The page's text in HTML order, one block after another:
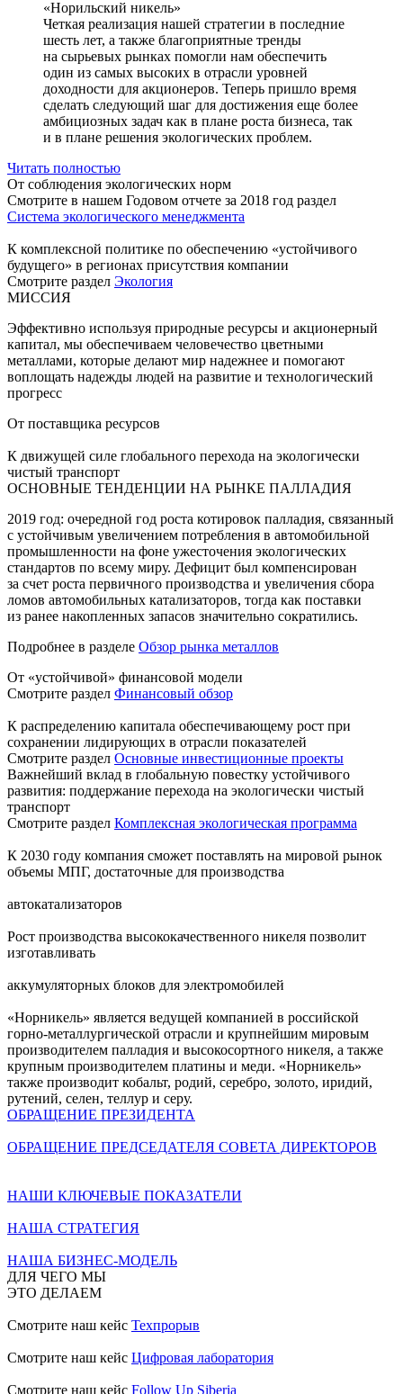
«Норильский никель»
Четкая реализация нашей стратегии в последние
шесть лет, а также благоприятные тренды
на сырьевых рынках помогли нам обеспечить
один из самых высоких в отрасли уровней
доходности для акционеров. Теперь пришло время
сделать следующий шаг для достижения еще более
амбициозных задач как в плане роста бизнеса, так
и в плане решения экологических проблем.
Читать полностью
От соблюдения экологических норм
Смотрите в нашем Годовом отчете за 2018 год раздел
Система экологического менеджмента
К комплексной политике по обеспечению «устойчивого
будущего» в регионах присутствия компании
Смотрите раздел Экология
МИССИЯ
Эффективно используя природные ресурсы и акционерный
капитал, мы обеспечиваем человечество цветными
металлами, которые делают мир надежнее и помогают
воплощать надежды людей на развитие и технологический
прогресс
От поставщика ресурсов
К движущей силе глобального перехода на экологически
чистый транспорт
ОСНОВНЫЕ ТЕНДЕНЦИИ НА РЫНКЕ ПАЛЛАДИЯ
2019 год: очередной год роста котировок палладия, связанный
с устойчивым увеличением потребления в автомобильной
промышленности на фоне ужесточения экологических
стандартов по всему миру. Дефицит был компенсирован
за счет роста первичного производства и увеличения сбора
ломов автомобильных катализаторов, тогда как поставки
из ранее накопленных запасов значительно сократились.
Подробнее в разделе Обзор рынка металлов
От «устойчивой» финансовой модели
Смотрите раздел Финансовый обзор
К распределению капитала обеспечивающему рост при
сохранении лидирующих в отрасли показателей
Смотрите раздел Основные инвестиционные проекты
Важнейший вклад в глобальную повестку устойчивого
развития: поддержание перехода на экологически чистый
транспорт
Смотрите раздел Комплексная экологическая программа
К 2030 году компания сможет поставлять на мировой рынок
объемы МПГ, достаточные для производства
автокатализаторов
Рост производства высококачественного никеля позволит
изготавливать
аккумуляторных блоков для электромобилей
«Норникель» является ведущей компанией в российской
горно-металлургической отрасли и крупнейшим мировым
производителем палладия и высокосортного никеля, а также
крупным производителем платины и меди. «Норникель»
также производит кобальт, родий, серебро, золото, иридий,
рутений, селен, теллур и серу.
ОБРАЩЕНИЕ ПРЕЗИДЕНТА
ОБРАЩЕНИЕ ПРЕДСЕДАТЕЛЯ СОВЕТА ДИРЕКТОРОВ
НАШИ КЛЮЧЕВЫЕ ПОКАЗАТЕЛИ
НАША СТРАТЕГИЯ
НАША БИЗНЕС-МОДЕЛЬ
ДЛЯ ЧЕГО МЫ
ЭТО ДЕЛАЕМ
Смотрите наш кейс Техпрорыв
Смотрите наш кейс Цифровая лаборатория
Смотрите наш кейс Follow Up Siberia